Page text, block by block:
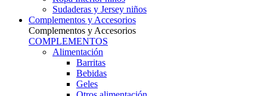
Sudaderas y Jersey niños
Complementos y Accesorios
Complementos y Accesorios
COMPLEMENTOS
Alimentación
Barritas
Bebidas
Geles